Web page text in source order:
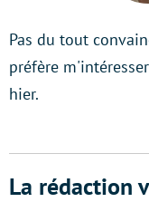
Pas du tout
préfère
hier.
La rédaction